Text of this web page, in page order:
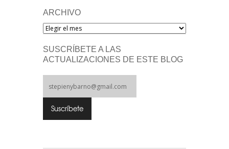
ARCHIVO
Archivo
SUSCRÍBETE A LAS
ACTUALIZACIONES DE ESTE BLOG